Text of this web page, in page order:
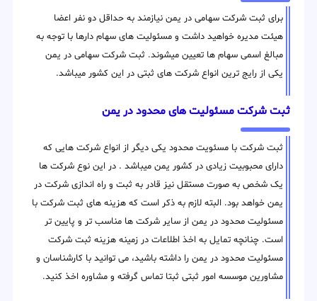
برای ثبت شرکت سهامی در یمن نیازمند به حداقل دو نفر اعضا
هیئت مدیره خواهید داشت و مسئولیت های سهام دارها با توجه به
مبالغ اسمی سهام ها تعیین میشوند. ثبت شرکت سهامی در یمن
یکی از رایج ترین انواع شرکت های ثبتی در این کشور میباشد.
ثبت شرکت مسئولیت های محدود در یمن
ثبت شرکت با مسئویت محدود یکی دیگر از انواع شرکت هایی که
دارای محبوبیت زیادی در کشور یمن میباشد . در این نوع شرکت ها
یک شخص به صورت مستقل نیز قادر به ثبت و راه اندازی شرکت در
یمن خواهد بود. البته لازم به ذکر است که هزینه های ثبت شرکت با
مسئولیت محدود در یمن از سایر شرکت ها مناسب تر و پایین تر
است. چنانچه تمایل به اخذ اطلاعات در زمینه هزینه ثبت شرکت
مسئولیت محدود در یمن را داشته باشید، می توانید با کارشناسان و
مشاورین موسسه امور ثبتی ثبتا تماس گرفته و مشاوره اخذ کنید.